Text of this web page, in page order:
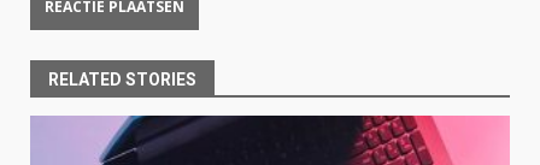
RELATED STORIES